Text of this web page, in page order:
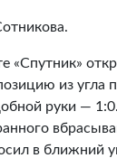
«Спутник»
из
руки —
в ближний